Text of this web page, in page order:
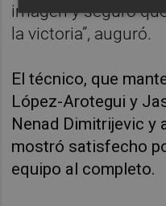
imagen y seguro
la victoria”, auguró.
El técnico, que
López-Arotegui y
Nenad Dimitrijevic y
mostró satisfecho
equipo al completo.